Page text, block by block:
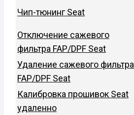
Чип-тюнинг Seat
Отключение сажевого
фильтра FAP/DPF Seat
Удаление сажевого фильтра
FAP/DPF Seat
Калибровка прошивок Seat
удаленно